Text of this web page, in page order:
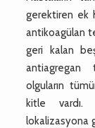
gerektiren ek
antikoagülan
geri kalan
antiagregan
olguların
kitle vardı.
lokalizasyona